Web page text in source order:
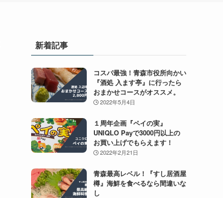
新着記事
コスパ最強！青森市役所向かい
『酒処 入ます亭』に行ったら
おまかせコースがオススメ。
2022年5月4日
１周年企画『ペイの実』
UNIQLO Payで3000円以上の
お買い上げでもらえます！
2022年2月21日
青森最高レベル！『すし居酒屋
樽』海鮮を食べるなら間違いな
し